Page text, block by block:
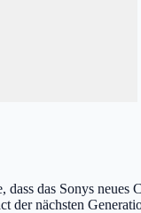
das Sonys neues
nächsten